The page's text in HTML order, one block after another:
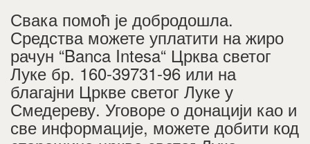
Свака помоћ је добродошла.
Средства можете уплатити на жиро
рачун “Banca Intesa“ Црква светог
Луке бр. 160-39731-96 или на
благајни Цркве светог Луке у
Смедереву. Уговоре о донацији као и
све информације, можете добити код